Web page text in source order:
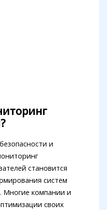
и
становится
систем
Многие компании и
своих